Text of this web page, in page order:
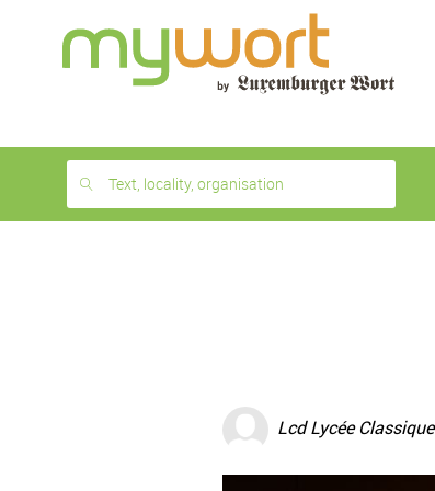
month
free
Text, locality, organisation
Lcd Lycée